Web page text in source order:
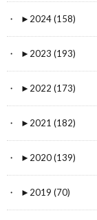
► 2024 (158)
► 2023 (193)
► 2022 (173)
► 2021 (182)
► 2020 (139)
► 2019 (70)